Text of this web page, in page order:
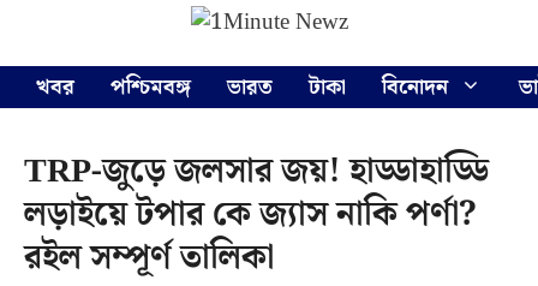
content
খবর
পশ্চিমবঙ্গ ভারত টাকা বিনোদন
TRP-জুড়ে জলসার জয়! হাড্ডাহাড্ডি
লড়াইয়ে টপার কে জ্যাস নাকি পর্ণা?
রইল সম্পূর্ণ তালিকা